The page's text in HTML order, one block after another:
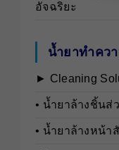
อัจฉริยะ
น้ำยาทำคว
► Cleaning
• นํ้ายาล้างชิ้นส่
• นํ้ายาล้างหน้า